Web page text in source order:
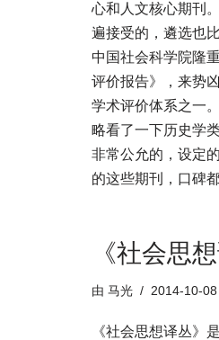
心和人文核心期刊
遍接受的，遴选也
中国社会科学院隆
评价报告》，来势
学术评价体系之一
略看了一下历史学
非常公允的，设定
的这些期刊，口碑
《社会思
由 马光 2014-10-08
《社会思想译丛》